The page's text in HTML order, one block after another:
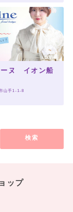
ーヌ イオン船
山手1-1-8
検索
ップ